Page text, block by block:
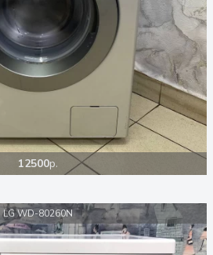
12500р.
LG WD-80260N